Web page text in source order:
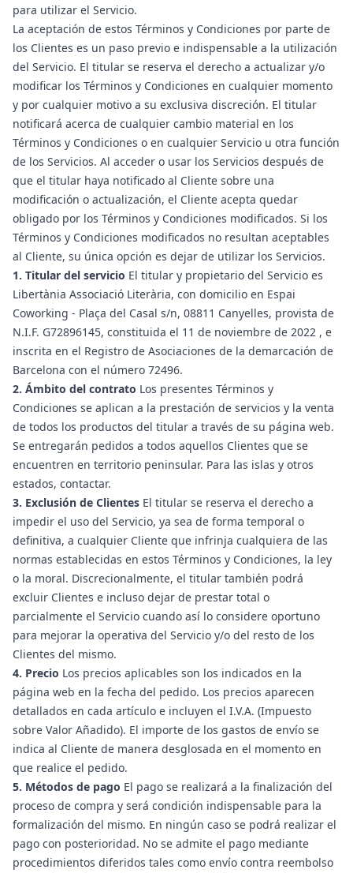
para utilizar el Servicio.
La aceptación de estos Términos y Condiciones por parte de
los Clientes es un paso previo e indispensable a la utilización
del Servicio. El titular se reserva el derecho a actualizar y/o
modificar los Términos y Condiciones en cualquier momento
y por cualquier motivo a su exclusiva discreción. El titular
notificará acerca de cualquier cambio material en los
Términos y Condiciones o en cualquier Servicio u otra función
de los Servicios. Al acceder o usar los Servicios después de
que el titular haya notificado al Cliente sobre una
modificación o actualización, el Cliente acepta quedar
obligado por los Términos y Condiciones modificados. Si los
Términos y Condiciones modificados no resultan aceptables
al Cliente, su única opción es dejar de utilizar los Servicios.
1. Titular del servicio El titular y propietario del Servicio es
Libertània Associació Literària, con domicilio en Espai
Coworking - Plaça del Casal s/n, 08811 Canyelles, provista de
N.I.F. G72896145, constituida el 11 de noviembre de 2022 , e
inscrita en el Registro de Asociaciones de la demarcación de
Barcelona con el número 72496.
2. Ámbito del contrato Los presentes Términos y
Condiciones se aplican a la prestación de servicios y la venta
de todos los productos del titular a través de su página web.
Se entregarán pedidos a todos aquellos Clientes que se
encuentren en territorio peninsular. Para las islas y otros
estados, contactar.
3. Exclusión de Clientes El titular se reserva el derecho a
impedir el uso del Servicio, ya sea de forma temporal o
definitiva, a cualquier Cliente que infrinja cualquiera de las
normas establecidas en estos Términos y Condiciones, la ley
o la moral. Discrecionalmente, el titular también podrá
excluir Clientes e incluso dejar de prestar total o
parcialmente el Servicio cuando así lo considere oportuno
para mejorar la operativa del Servicio y/o del resto de los
Clientes del mismo.
4. Precio Los precios aplicables son los indicados en la
página web en la fecha del pedido. Los precios aparecen
detallados en cada artículo e incluyen el I.V.A. (Impuesto
sobre Valor Añadido). El importe de los gastos de envío se
indica al Cliente de manera desglosada en el momento en
que realice el pedido.
5. Métodos de pago El pago se realizará a la finalización del
proceso de compra y será condición indispensable para la
formalización del mismo. En ningún caso se podrá realizar el
pago con posterioridad. No se admite el pago mediante
procedimientos diferidos tales como envío contra reembolso